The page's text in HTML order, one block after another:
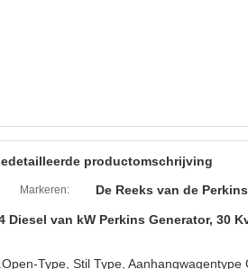
productomschrijving
Markeren: De Reeks van de
Diesel van kW Perkins Generator, 30
Type, Stil Type, Aanhangwagentype